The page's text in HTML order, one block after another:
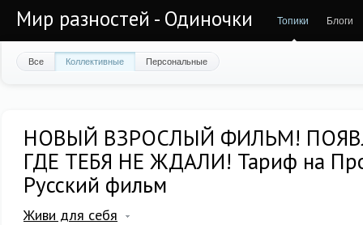
Мир разностей - Одиночки Топики Блоги
Все Коллективные Персональные
НОВЫЙ ВЗРОСЛЫЙ ФИЛЬМ!
ГДЕ ТЕБЯ НЕ ЖДАЛИ! Тариф на
Русский фильм
Живи для себя